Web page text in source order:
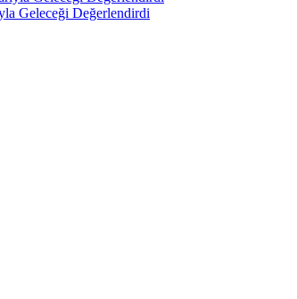
Geleceği Değerlendirdi